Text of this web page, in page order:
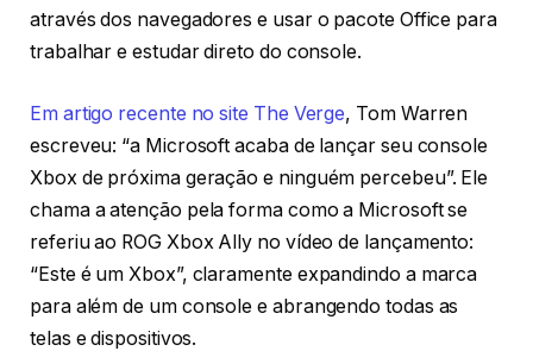
através dos navegadores e usar o pacote Office para
trabalhar e estudar direto do console.
Em artigo recente no site The Verge, Tom Warren
escreveu: “a Microsoft acaba de lançar seu console
Xbox de próxima geração e ninguém percebeu”. Ele
chama a atenção pela forma como a Microsoft se
referiu ao ROG Xbox Ally no vídeo de lançamento:
“Este é um Xbox”, claramente expandindo a marca
para além de um console e abrangendo todas as
telas e dispositivos.